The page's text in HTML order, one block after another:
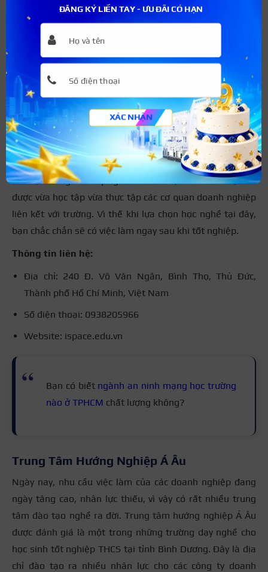
Trường cao đẳng an ninh mạng iSPACE
Hiện nay, Trường cao đẳng iSPACE đang tập trung vào
đào tạo nâng cao tay nghề của các học viên. Các bạn sẽ
được vừa học tập vừa thực tập các cơ quan doanh nghiệp
liên kết với trường. Vì thế khi lựa chọn học nghề tại đây,
bạn chắc chắn sẽ có việc làm ngay sau khi tốt nghiệp.
Thông tin liên hệ:
Địa chỉ: 240 Đ. Võ Văn Ngân, Bình Thọ, Thủ Đức,
Thành phố Hồ Chí Minh, Việt Nam
Số điện thoại: 0938205966
Website: ispace.edu.vn
Bạn có biết ngành an ninh mạng học trường
nào ở TPHCM chất lượng không?
Trung Tâm Hướng Nghiệp Á Âu
Ngày nay, nhu cầu việc làm của các doanh nghiệp đang
ngày tăng cao, nhân lực thiếu, vì vậy có rất nhiều trung
tâm đào tạo nghề ra đời. Trung tâm hướng nghiệp Á Âu
được đánh giá là một trong những trường dạy nghề cho
học sinh tốt nghiệp THCS tại tỉnh Bình Dương. Đây là địa
chỉ đào tạo ra nhiều nhân lực cho các công ty doanh
ĐĂNG KÝ LIỀN TAY - ƯU ĐÃI CÓ HẠN
XÁC NHẬN